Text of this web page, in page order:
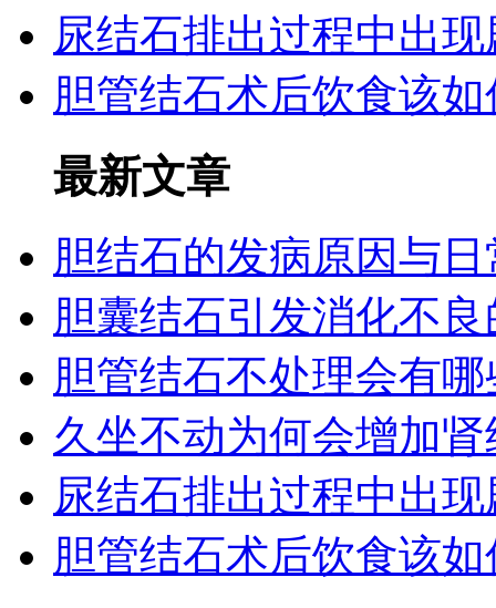
尿结石排出过程中出
胆管结石术后饮食该
最新文章
胆结石的发病原因与
胆囊结石引发消化不
胆管结石不处理会有
久坐不动为何会增加
尿结石排出过程中出
胆管结石术后饮食该